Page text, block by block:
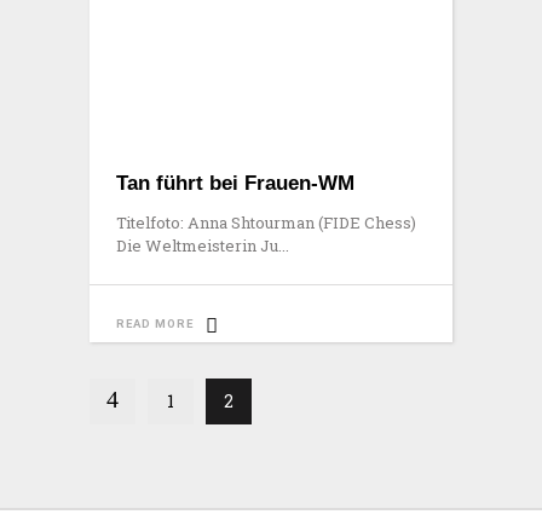
Tan führt bei Frauen-WM
Titelfoto: Anna Shtourman (FIDE Chess)
Die Weltmeisterin Ju
READ MORE
1 2